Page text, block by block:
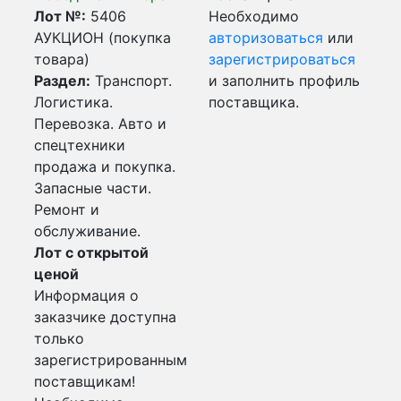
Лот №: 5406
АУКЦИОН (покупка
товара)
Раздел: Транспорт.
Логистика.
Перевозка. Авто и
спецтехники
продажа и покупка.
Запасные части.
Ремонт и
обслуживание.
Лот с открытой
ценой
Информация о
заказчике доступна
только
зарегистрированным
поставщикам!
Необходимо
авторизоваться или
зарегистрироваться
и заполнить профиль
поставщика.